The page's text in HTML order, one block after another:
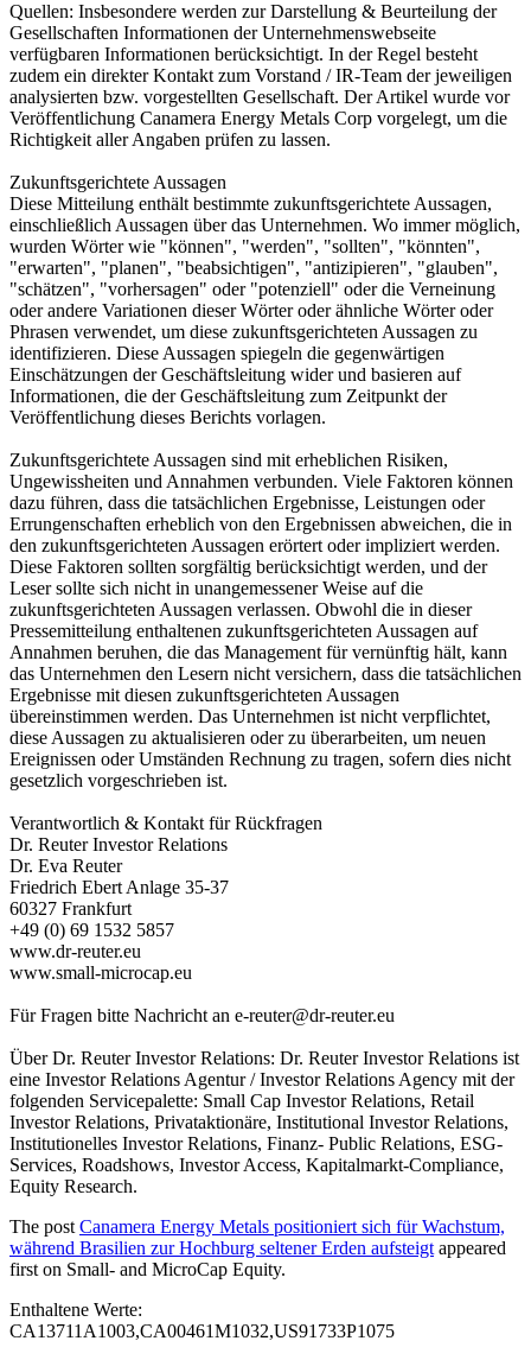
Quellen: Insbesondere werden zur Darstellung & Beurteilung der
Gesellschaften Informationen der Unternehmenswebseite
verfügbaren Informationen berücksichtigt. In der Regel besteht
zudem ein direkter Kontakt zum Vorstand / IR-Team der jeweiligen
analysierten bzw. vorgestellten Gesellschaft. Der Artikel wurde vor
Veröffentlichung Canamera Energy Metals Corp vorgelegt, um die
Richtigkeit aller Angaben prüfen zu lassen.
Zukunftsgerichtete Aussagen
Diese Mitteilung enthält bestimmte zukunftsgerichtete Aussagen,
einschließlich Aussagen über das Unternehmen. Wo immer möglich,
wurden Wörter wie "können", "werden", "sollten", "könnten",
"erwarten", "planen", "beabsichtigen", "antizipieren", "glauben",
"schätzen", "vorhersagen" oder "potenziell" oder die Verneinung
oder andere Variationen dieser Wörter oder ähnliche Wörter oder
Phrasen verwendet, um diese zukunftsgerichteten Aussagen zu
identifizieren. Diese Aussagen spiegeln die gegenwärtigen
Einschätzungen der Geschäftsleitung wider und basieren auf
Informationen, die der Geschäftsleitung zum Zeitpunkt der
Veröffentlichung dieses Berichts vorlagen.
Zukunftsgerichtete Aussagen sind mit erheblichen Risiken,
Ungewissheiten und Annahmen verbunden. Viele Faktoren können
dazu führen, dass die tatsächlichen Ergebnisse, Leistungen oder
Errungenschaften erheblich von den Ergebnissen abweichen, die in
den zukunftsgerichteten Aussagen erörtert oder impliziert werden.
Diese Faktoren sollten sorgfältig berücksichtigt werden, und der
Leser sollte sich nicht in unangemessener Weise auf die
zukunftsgerichteten Aussagen verlassen. Obwohl die in dieser
Pressemitteilung enthaltenen zukunftsgerichteten Aussagen auf
Annahmen beruhen, die das Management für vernünftig hält, kann
das Unternehmen den Lesern nicht versichern, dass die tatsächlichen
Ergebnisse mit diesen zukunftsgerichteten Aussagen
übereinstimmen werden. Das Unternehmen ist nicht verpflichtet,
diese Aussagen zu aktualisieren oder zu überarbeiten, um neuen
Ereignissen oder Umständen Rechnung zu tragen, sofern dies nicht
gesetzlich vorgeschrieben ist.
Verantwortlich & Kontakt für Rückfragen
Dr. Reuter Investor Relations
Dr. Eva Reuter
Friedrich Ebert Anlage 35-37
60327 Frankfurt
+49 (0) 69 1532 5857
www.dr-reuter.eu
www.small-microcap.eu
Für Fragen bitte Nachricht an e-reuter@dr-reuter.eu
Über Dr. Reuter Investor Relations: Dr. Reuter Investor Relations ist
eine Investor Relations Agentur / Investor Relations Agency mit der
folgenden Servicepalette: Small Cap Investor Relations, Retail
Investor Relations, Privataktionäre, Institutional Investor Relations,
Institutionelles Investor Relations, Finanz- Public Relations, ESG-
Services, Roadshows, Investor Access, Kapitalmarkt-Compliance,
Equity Research.
The post Canamera Energy Metals positioniert sich für Wachstum,
während Brasilien zur Hochburg seltener Erden aufsteigt appeared
first on Small- and MicroCap Equity.
Enthaltene Werte:
CA13711A1003,CA00461M1032,US91733P1075